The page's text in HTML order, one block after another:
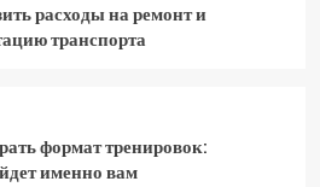
расходы на ремонт и
транспорта
формат тренировок:
именно вам